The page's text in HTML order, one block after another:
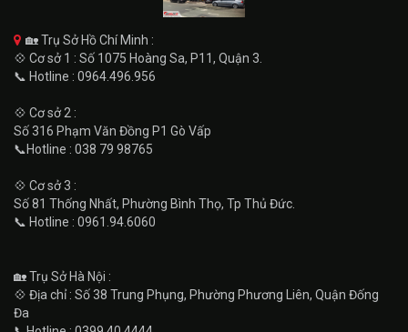
🏡 Trụ Sở Hồ Chí Minh :
💠 Cơ sở 1 : Số 1075 Hoàng Sa, P11, Quận 3.
📞 Hotline : 0964.496.956
💠 Cơ sở 2 :
Số 316 Phạm Văn Đồng P1 Gò Vấp
📞Hotline : 038 79 98765
💠 Cơ sở 3 :
Số 81 Thống Nhất, Phường Bình Thọ, Tp Thủ Đức.
📞 Hotline : 0961.94.6060
🏡 Trụ Sở Hà Nội :
💠 Địa chỉ : Số 38 Trung Phụng, Phường Phương Liên, Quận Đống
Đa